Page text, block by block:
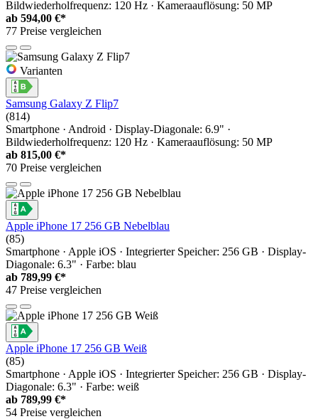
Bildwiederholfrequenz: 120 Hz · Kameraauflösung: 50 MP
ab 594,00 €*
77 Preise vergleichen
Varianten
Samsung Galaxy Z Flip7
(814)
Smartphone · Android · Display-Diagonale: 6.9" ·
Bildwiederholfrequenz: 120 Hz · Kameraauflösung: 50 MP
ab 815,00 €*
70 Preise vergleichen
Apple iPhone 17 256 GB Nebelblau
(85)
Smartphone · Apple iOS · Integrierter Speicher: 256 GB · Display-
Diagonale: 6.3" · Farbe: blau
ab 789,99 €*
47 Preise vergleichen
Apple iPhone 17 256 GB Weiß
(85)
Smartphone · Apple iOS · Integrierter Speicher: 256 GB · Display-
Diagonale: 6.3" · Farbe: weiß
ab 789,99 €*
54 Preise vergleichen